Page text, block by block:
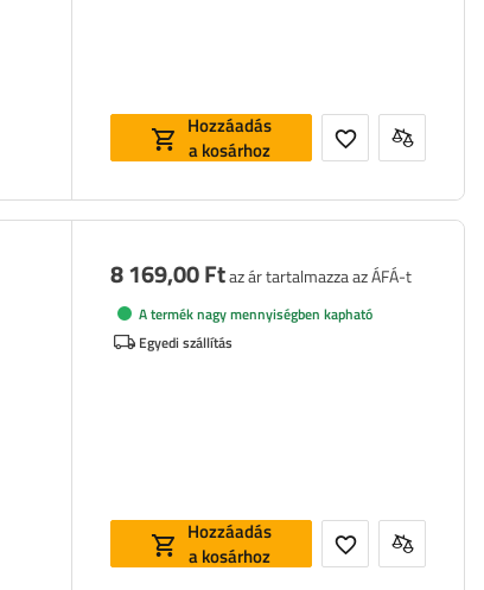
Hozzáadás
a kosárhoz
8 169,00 Ftaz ár tartalmazza az ÁFÁ-t
A termék nagy mennyiségben kapható
Egyedi szállítás
Hozzáadás
a kosárhoz